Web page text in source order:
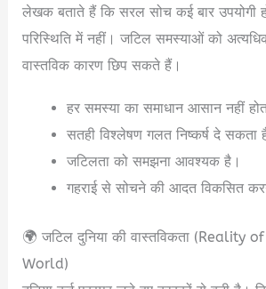
लेखक बताते हैं कि सरल सोच कई बार उपयोगी
परिस्थिति में नहीं। जटिल समस्याओं को
वास्तविक कारण छिप सकते हैं।
हर समस्या का समाधान आसान नहीं
सतही विश्लेषण गलत निष्कर्ष दे सकता
जटिलता को समझना आवश्यक है।
गहराई से सोचने की आदत विकसित
🌍 जटिल दुनिया की वास्तविकता (Reality
World)